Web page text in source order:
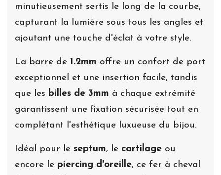
minutieusement sertis le long de la courbe,
capturant la lumière sous tous les angles et
ajoutant une touche d'éclat à votre style.
La barre de 1.2mm offre un confort de port
exceptionnel et une insertion facile, tandis
que les billes de 3mm à chaque extrémité
garantissent une fixation sécurisée tout en
complétant l'esthétique luxueuse du bijou.
Idéal pour le septum, le cartilage ou
encore le piercing d'oreille, ce fer à cheval